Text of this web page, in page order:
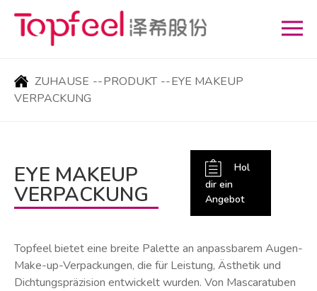
ZUHAUSE --PRODUKT --EYE MAKEUP
VERPACKUNG
EYE MAKEUP
VERPACKUNG
Hol
dir ein
Angebot
Topfeel bietet eine breite Palette an anpassbarem Augen-
Make-up-Verpackungen, die für Leistung, Ästhetik und
Dichtungspräzision entwickelt wurden. Von Mascaratuben